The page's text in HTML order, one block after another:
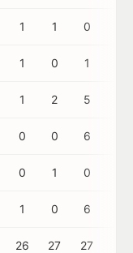
1 1 0
1 0 1
1 2 5
0 0 6
0 1 0
1 0 6
26 27 27